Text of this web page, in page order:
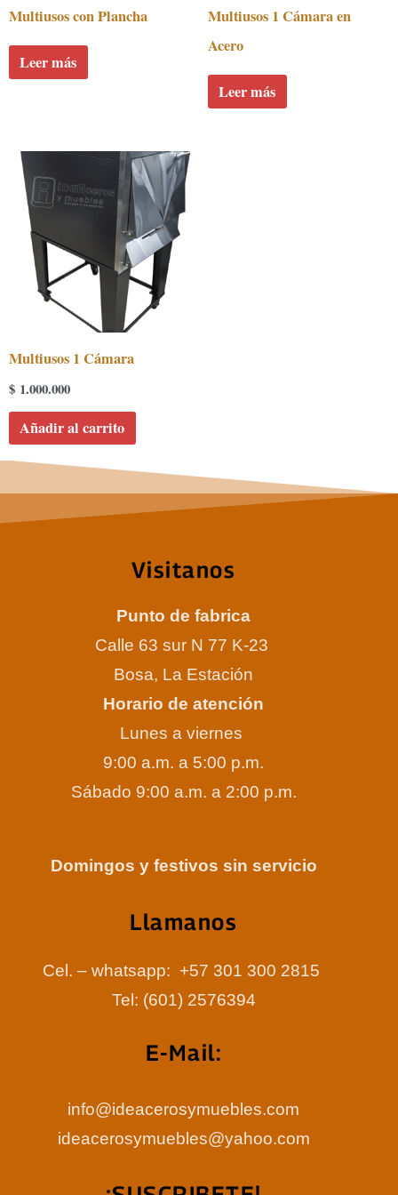
Multiusos con Plancha
Leer más
Multiusos 1 Cámara en
Acero
Leer más
Multiusos 1 Cámara
$ 1.000.000
Añadir al carrito
Visitanos
Punto de fabrica
Calle 63 sur N 77 K-23
Bosa, La Estación
Horario de atención
Lunes a viernes
9:00 a.m. a 5:00 p.m.
Sábado 9:00 a.m. a 2:00 p.m.
Domingos y festivos sin servicio
Llamanos
Cel. – whatsapp: +57 301 300 2815
Tel: (601) 2576394
E-Mail:
info@ideacerosymuebles.com
ideacerosymuebles@yahoo.com